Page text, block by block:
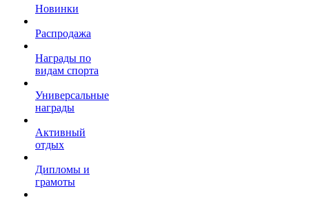
Новинки
Распродажа
Награды по
видам спорта
Универсальные
награды
Активный
отдых
Дипломы и
грамоты